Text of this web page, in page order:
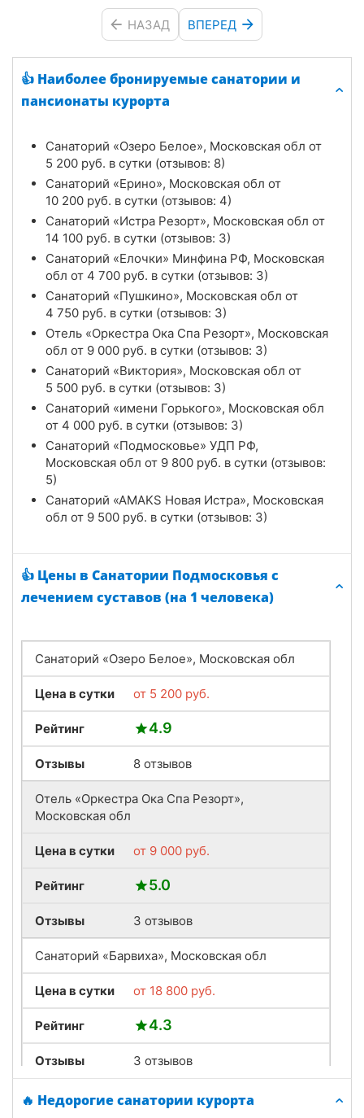
👍 Наиболее бронируемые санатории и
пансионаты курорта
Санаторий «Озеро Белое», Московская обл от
5 200 руб. в сутки (отзывов: 8)
Санаторий «Ерино», Московская обл от
10 200 руб. в сутки (отзывов: 4)
Санаторий «Истра Резорт», Московская обл от
14 100 руб. в сутки (отзывов: 3)
Санаторий «Елочки» Минфина РФ, Московская
обл от 4 700 руб. в сутки (отзывов: 3)
Санаторий «Пушкино», Московская обл от
4 750 руб. в сутки (отзывов: 3)
Отель «Оркестра Ока Спа Резорт», Московская
обл от 9 000 руб. в сутки (отзывов: 3)
Санаторий «Виктория», Московская обл от
5 500 руб. в сутки (отзывов: 3)
Санаторий «имени Горького», Московская обл
от 4 000 руб. в сутки (отзывов: 3)
Санаторий «Подмосковье» УДП РФ,
Московская обл от 9 800 руб. в сутки (отзывов:
5)
Санаторий «АMAKS Новая Истра», Московская
обл от 9 500 руб. в сутки (отзывов: 3)
👍 Цены в Санатории Подмосковья с
лечением суставов (на 1 человека)
Санаторий «Озеро Белое», Московская обл
Цена в сутки от 5 200 руб.
Рейтинг 4.9
Отзывы 8 отзывов
Отель «Оркестра Ока Спа Резорт»,
Московская обл
Цена в сутки от 9 000 руб.
Рейтинг 5.0
Отзывы 3 отзывов
Санаторий «Барвиха», Московская обл
Цена в сутки от 18 800 руб.
Рейтинг 4.3
Отзывы 3 отзывов
Санаторий «АМАКС Красная Пахра»,
Московская обл
🔥 Недорогие санатории курорта
НАЗАД ВПЕРЕД